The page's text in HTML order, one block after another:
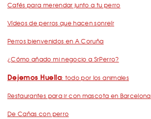
Cafés para merendar junto a tu perro
Vídeos de perros que hacen sonreír
Perros bienvenidos en A Coruña
¿Cómo añado mi negocio a SrPerro?
Dejemos Huella: todo por los animales
Restaurantes para ir con mascota en Barcelona
De Cañas con perro